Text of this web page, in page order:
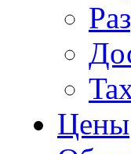
Цены